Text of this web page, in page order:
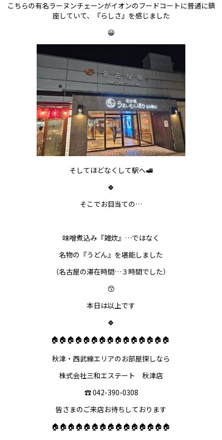
こちらの有名ラーヌンチェーンがイオンのフードコートに普通に鎮
座していて、『らしさ』を感じました
😀
そしてほどなくして駅へ🚅
🍀
そこでお目当ての…
味噌煮込み『雑炊』…ではなく
名物の『うどん』を堪能しました
（名古屋の滞在時間…３時間でした）
😙
本日は以上です
🍀
🏠🏠🏠🏠🏠🏠🏠🏠🏠🏠🏠🏠🏠🏠🏠
秋津・西武線エリアのお部屋探しなら
株式会社三和エステート 秋津店
☎️ 042-390-0308
皆さまのご来店お待ちしております
🏠🏠🏠🏠🏠🏠🏠🏠🏠🏠🏠🏠🏠🏠🏠